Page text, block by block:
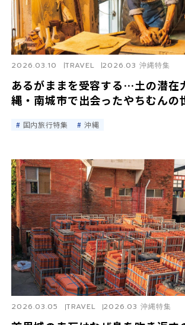
あるがままを受容する…土の潜在
縄・南城市で出会ったやちむんの
2026.03.10 TRAVEL 2026.03 沖縄特集
国内旅行特集 沖縄
2026.03.05 TRAVEL 2026.03 沖縄特集